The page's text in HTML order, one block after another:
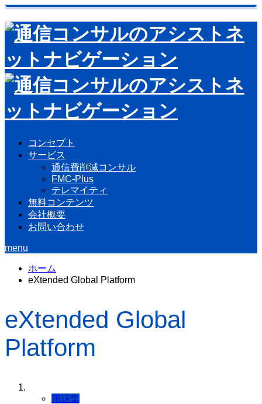
コンセプト
サービス
通信費削減コンサル
FMC-Plus
テレマイティ
無料コンテンツ
会社概要
お問い合わせ
menu
ホーム
eXtended Global Platform
eXtended Global
Platform
用語集